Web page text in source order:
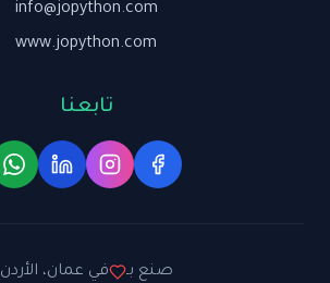
info@jopython.com
www.jopython.com
تابعنا
صنع بـ في عمان، الأردن